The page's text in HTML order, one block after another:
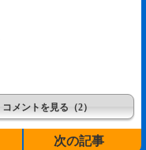
コメントを見る（2）
次の記事